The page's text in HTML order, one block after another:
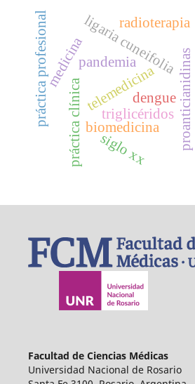
ligaria cuneifolia
proanticianidinas
triglicéridos
telemedicina
biomedicina
pandemia
práctica clínica
radioterapia
medicina
práctica profesional
siglo xx
dengue
Facultad de Ciencias Médicas
Universidad Nacional de Rosario